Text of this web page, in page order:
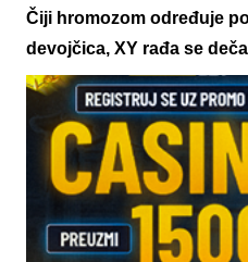
Čiji hromozom određuje
devojčica, XY rađa se